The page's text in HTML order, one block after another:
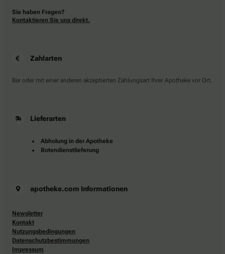
Sie haben Fragen?
Kontaktieren Sie uns direkt.
Zahlarten
Bar oder mit einer anderen akzeptierten Zahlungsart Ihrer Apotheke vor Ort.
Lieferarten
Abholung in der Apotheke
Botendienstlieferung
apotheke.com Informationen
Newsletter
Kontakt
Nutzungsbedingungen
Datenschutzbestimmungen
Impressum